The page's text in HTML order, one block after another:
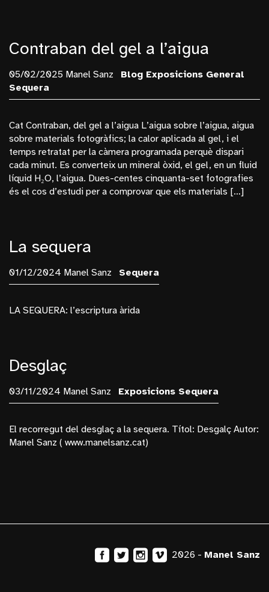
Contraban del gel a l’aigua
05/02/2025 Manel Sanz Blog Exposicions General
Sequera
Cat Contraban, del gel a l’aigua L’aigua sobre l’aigua, aigua
sobre materials fotogràfics; la calor aplicada al gel, i el
temps retratat per la càmera programada perquè dispari
cada minut. Es converteix un mineral òxid, el gel, en un fluid
líquid H₂O, l’aigua. Dues-centes cinquanta-set fotografies
és el cos d’estudi per a comprovar que els materials […]
La sequera
01/12/2024 Manel Sanz Sequera
LA SEQUERA: l’escriptura àrida
Desglaç
03/11/2024 Manel Sanz Exposicions Sequera
El recorregut del desglaç a la sequera. Títol: Desgalç Autor:
Manel Sanz ( www.manelsanz.cat)
2026 - Manel Sanz